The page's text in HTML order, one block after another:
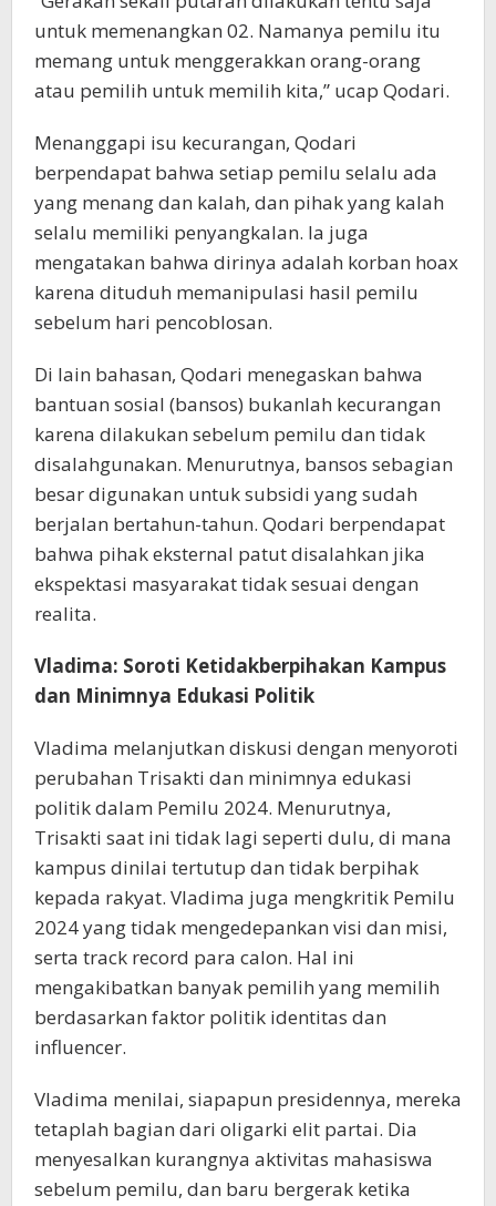
untuk memenangkan 02. Namanya pemilu itu
memang untuk menggerakkan orang-orang
atau pemilih untuk memilih kita,” ucap Qodari.
Menanggapi isu kecurangan, Qodari
berpendapat bahwa setiap pemilu selalu ada
yang menang dan kalah, dan pihak yang kalah
selalu memiliki penyangkalan. Ia juga
mengatakan bahwa dirinya adalah korban hoax
karena dituduh memanipulasi hasil pemilu
sebelum hari pencoblosan.
Di lain bahasan, Qodari menegaskan bahwa
bantuan sosial (bansos) bukanlah kecurangan
karena dilakukan sebelum pemilu dan tidak
disalahgunakan. Menurutnya, bansos sebagian
besar digunakan untuk subsidi yang sudah
berjalan bertahun-tahun. Qodari berpendapat
bahwa pihak eksternal patut disalahkan jika
ekspektasi masyarakat tidak sesuai dengan
realita.
Vladima: Soroti Ketidakberpihakan Kampus
dan Minimnya Edukasi Politik
Vladima melanjutkan diskusi dengan menyoroti
perubahan Trisakti dan minimnya edukasi
politik dalam Pemilu 2024. Menurutnya,
Trisakti saat ini tidak lagi seperti dulu, di mana
kampus dinilai tertutup dan tidak berpihak
kepada rakyat. Vladima juga mengkritik Pemilu
2024 yang tidak mengedepankan visi dan misi,
serta track record para calon. Hal ini
mengakibatkan banyak pemilih yang memilih
berdasarkan faktor politik identitas dan
influencer.
Vladima menilai, siapapun presidennya, mereka
tetaplah bagian dari oligarki elit partai. Dia
menyesalkan kurangnya aktivitas mahasiswa
sebelum pemilu, dan baru bergerak ketika